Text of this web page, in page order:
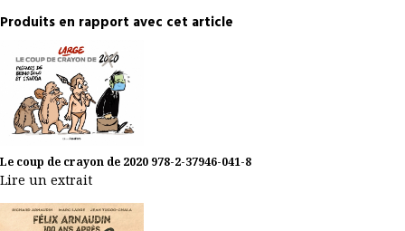
Produits en rapport avec cet article
Le coup de crayon de 2020 978-2-37946-041-8
Lire un extrait